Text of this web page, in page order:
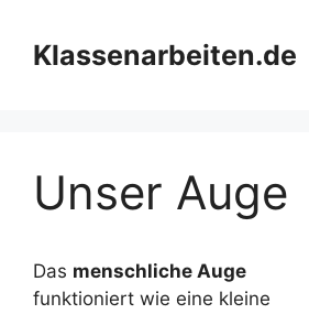
Inhalt
springenKlassenarbeiten.de
Unser Auge
Das menschliche Auge
funktioniert wie eine kleine